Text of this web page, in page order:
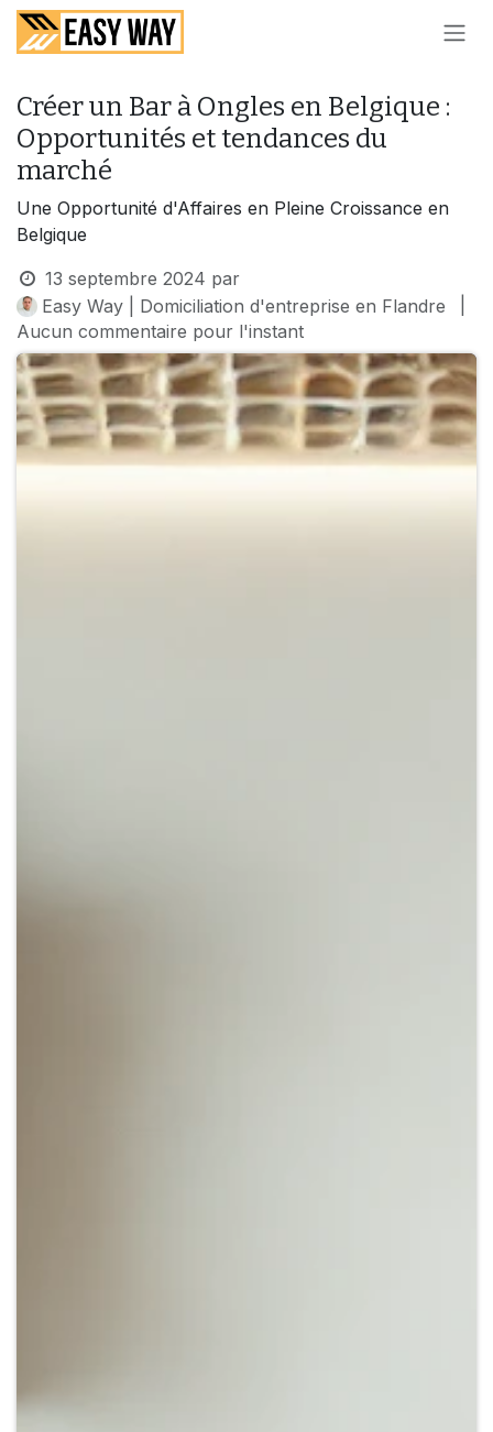
SE RENDRE AU CONTENU
Créer un Bar à Ongles en Belgique :
Opportunités et tendances du
marché
Une Opportunité d'Affaires en Pleine Croissance en
Belgique
13 septembre 2024 par
Easy Way | Domiciliation d'entreprise en Flandre
Aucun commentaire pour l'instant